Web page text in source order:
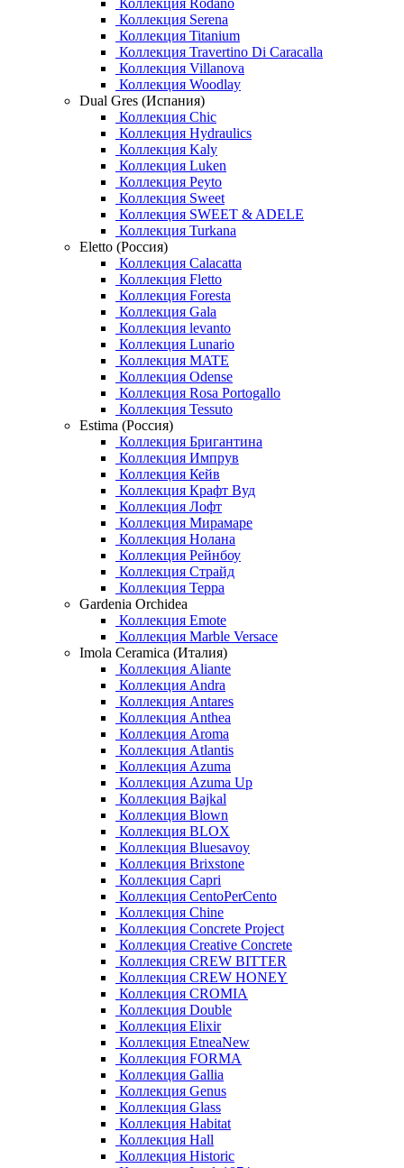
Коллекция Rodano
Коллекция Serena
Коллекция Titanium
Коллекция Travertino Di Caracalla
Коллекция Villanova
Коллекция Woodlay
Dual Gres (Испания)
Коллекция Chic
Коллекция Hydraulics
Коллекция Kaly
Коллекция Luken
Коллекция Peyto
Коллекция Sweet
Коллекция SWEET & ADELE
Коллекция Turkana
Eletto (Россия)
Коллекция Calacatta
Коллекция Fletto
Коллекция Foresta
Коллекция Gala
Коллекция levanto
Коллекция Lunario
Коллекция MATE
Коллекция Odense
Коллекция Rosa Portogallo
Коллекция Tessuto
Estima (Россия)
Коллекция Бригантина
Коллекция Импрув
Коллекция Кейв
Коллекция Крафт Вуд
Коллекция Лофт
Коллекция Мирамаре
Коллекция Нолана
Коллекция Рейнбоу
Коллекция Страйд
Коллекция Терра
Gardenia Orchidea
Коллекция Emote
Коллекция Marble Versace
Imola Ceramica (Италия)
Коллекция Aliante
Коллекция Andra
Коллекция Antares
Коллекция Anthea
Коллекция Aroma
Коллекция Atlantis
Коллекция Azuma
Коллекция Azuma Up
Коллекция Bajkal
Коллекция Blown
Коллекция BLOX
Коллекция Bluesavoy
Коллекция Brixstone
Коллекция Capri
Коллекция CentoPerCento
Коллекция Chine
Коллекция Concrete Project
Коллекция Creative Concrete
Коллекция CREW BITTER
Коллекция CREW HONEY
Коллекция CROMIA
Коллекция Double
Коллекция Elixir
Коллекция EtneaNew
Коллекция FORMA
Коллекция Gallia
Коллекция Genus
Коллекция Glass
Коллекция Habitat
Коллекция Hall
Коллекция Historic